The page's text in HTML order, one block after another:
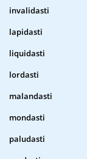
invalidasti
lapidasti
liquidasti
lordasti
malandasti
mondasti
paludasti